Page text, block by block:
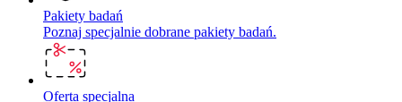
Pakiety badań
Poznaj specjalnie dobrane pakiety badań.
Oferta specjalna